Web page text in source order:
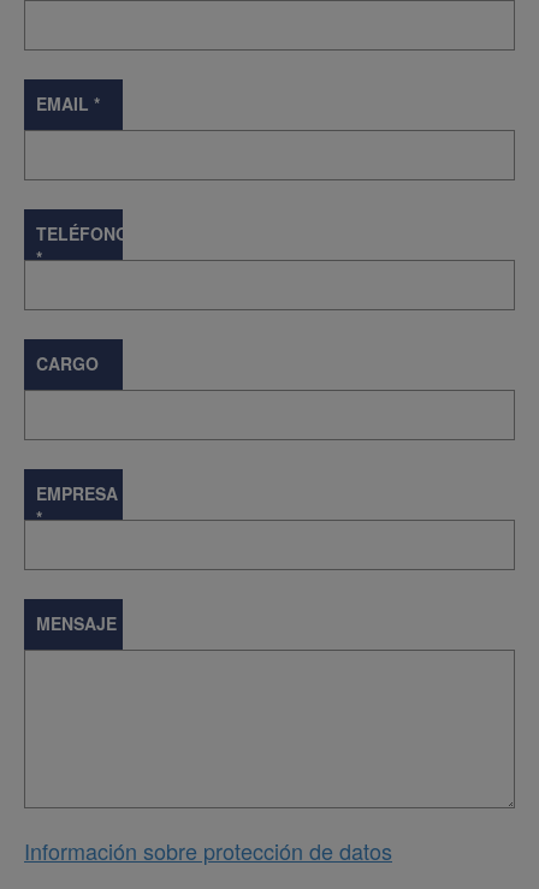
EMAIL *
TELÉFONO
*
CARGO
EMPRESA
*
MENSAJE
Información sobre protección de datos